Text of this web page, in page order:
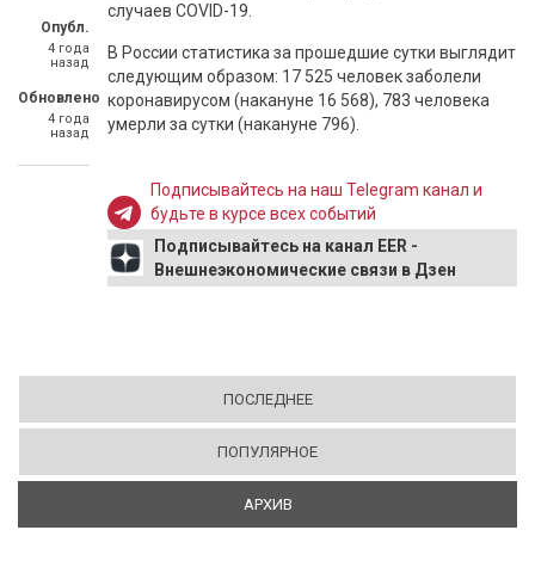
Опубл.
4 года
назад
Обновлено
4 года
назад
случаев COVID-19.
В России статистика за прошедшие сутки выглядит
следующим образом: 17 525 человек заболели
коронавирусом (накануне 16 568), 783 человека
умерли за сутки (накануне 796).
Подписывайтесь на наш Telegram канал и
будьте в курсе всех событий
Подписывайтесь на канал EER -
Внешнеэкономические связи в Дзен
ПОСЛЕДНЕЕ
ПОПУЛЯРНОЕ
АРХИВ